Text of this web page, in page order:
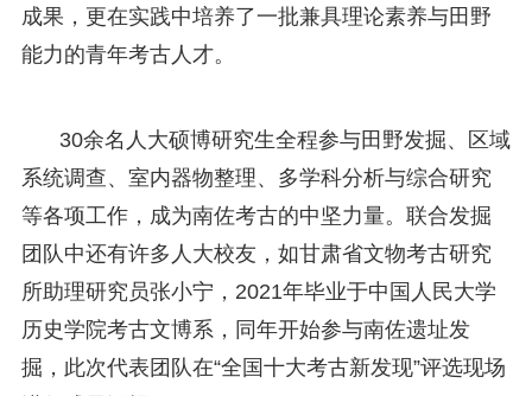
成果，更在实践中培养了一批兼具理论素养与田野
能力的青年考古人才。
30余名人大硕博研究生全程参与田野发掘、区域
系统调查、室内器物整理、多学科分析与综合研究
等各项工作，成为南佐考古的中坚力量。联合发掘
团队中还有许多人大校友，如甘肃省文物考古研究
所助理研究员张小宁，2021年毕业于中国人民大学
历史学院考古文博系，同年开始参与南佐遗址发
掘，此次代表团队在“全国十大考古新发现”评选现场